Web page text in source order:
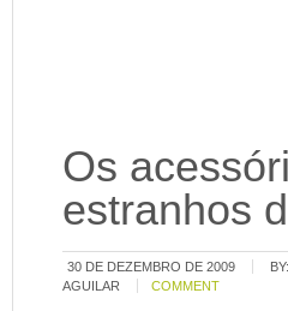
Os
estranhos
30 DE DEZEMBRO DE 2009 BY:
AGUILAR
COMMENT